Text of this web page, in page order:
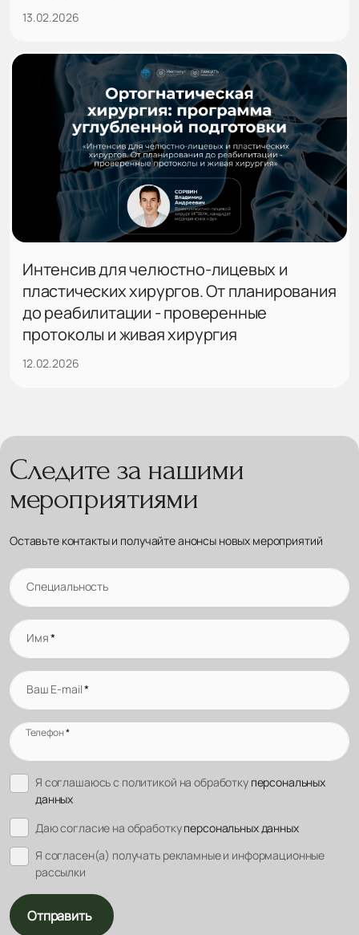
13.02.2026
Интенсив для челюстно-лицевых и
пластических хирургов. От планирования
до реабилитации - проверенные
протоколы и живая хирургия
12.02.2026
Следите за нашими
мероприятиями
Оставьте контакты и получайте анонсы новых мероприятий
Специальность
Имя*
Ваш E-mail*
Телефон*
Я соглашаюсь с политикой на обработку персональных
данных
Даю согласие на обработкуперсональных данных
Я согласен(а) получать рекламные и информационные
рассылки
Отправить